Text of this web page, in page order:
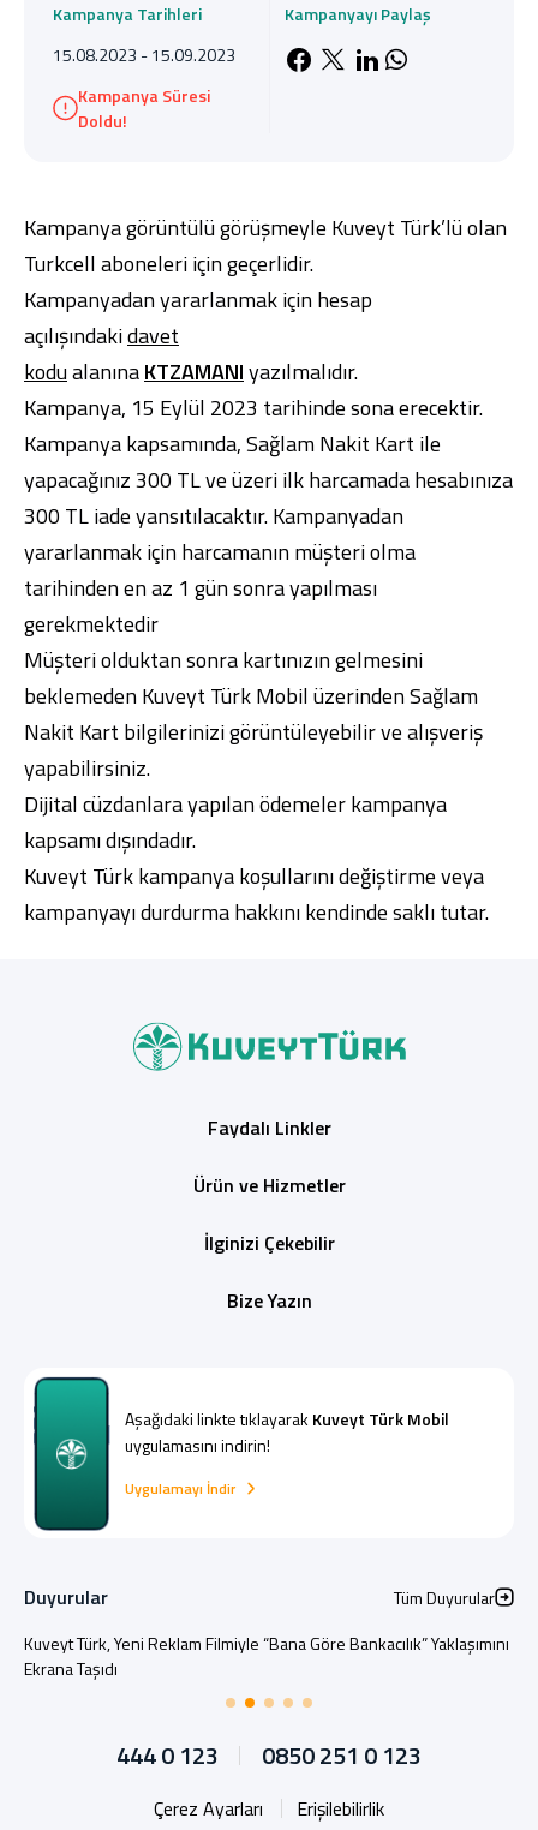
Dijital Bankacılık Hakkımızda Finans Portalı
Şube ve ATM’ler
İletişim
Ürün ve Hizmet Ücretleri
Englishالعربية
Dijital Bankacılık Hakkımızda Finans Portalı
Şube ve ATM’ler
İletişim
Ürün ve Hizmet Ücretleri
Leasing
Yatırım
Kampanya Tarihleri
15.08.2023 - 15.09.2023
Kampanya Süresi
Doldu!
Kampanyayı Paylaş
Facebook'da
X'de paylaş
LinkedIn'de
Kampanya görüntülü görüşmeyle Kuveyt Türk’lü olan
Turkcell aboneleri için geçerlidir.
Kampanyadan yararlanmak için hesap
açılışındakidavet
kodualanınaKTZAMANIyazılmalıdır.
Kampanya, 15 Eylül 2023 tarihinde sona erecektir.
Kampanya kapsamında, Sağlam Nakit Kart ile
yapacağınız 300 TL ve üzeri ilk harcamada hesabınıza
300 TL iade yansıtılacaktır. Kampanyadan
yararlanmak için harcamanın müşteri olma
tarihinden en az 1 gün sonra yapılması
gerekmektedir
Müşteri olduktan sonra kartınızın gelmesini
beklemedenKuveyt Türk MobilüzerindenSağlam
Nakit Kart bilgilerinizi görüntüleyebilir ve alışveriş
yapabilirsiniz.
Dijital cüzdanlara yapılan ödemeler kampanya
kapsamı dışındadır.
Kuveyt Türk kampanya koşullarını değiştirme veya
kampanyayı durdurma hakkını kendinde saklı tutar.
Faydalı Linkler
Ürün ve Hizmetler
İlginizi Çekebilir
Bize Yazın
Aşağıdaki linkte tıklayarak Kuveyt Türk Mobil
uygulamasını indirin!
Uygulamayı İndir
Duyurular
Tüm Duyurular
Kuveyt Türk, Yeni Reklam Filmiyle “Bana Göre Bankacılık” Yaklaşımını
Ekrana Taşıdı
444 0 123 0850 251 0 123
Çerez Ayarları Erişilebilirlik